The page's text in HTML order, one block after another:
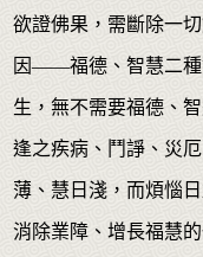
欲證佛果，需斷除一
因——福德、智慧二種
生，無不需要福德、
逢之疾病、鬥諍、災
薄、慧日淺，而煩惱
消除業障、增長福慧